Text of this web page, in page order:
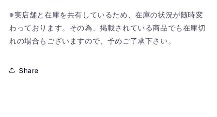
※実店舗と在庫を共有しているため、在庫の状況が随時変
わっております。その為、掲載されている商品でも在庫切
れの場合もございますので、予めご了承下さい。
Share